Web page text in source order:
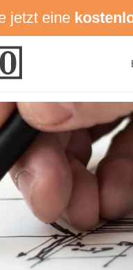
jetzt eine